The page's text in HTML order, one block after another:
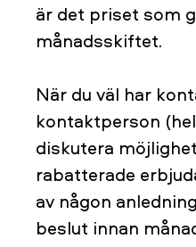
är det priset som
månadsskiftet.
När du väl har
kontaktperson
diskutera
rabatterade
av någon
beslut innan